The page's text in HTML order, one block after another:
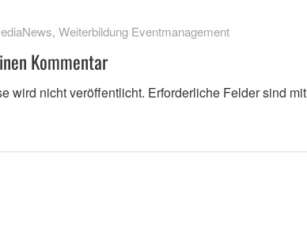
, Weiterbildung Eventmanagement
Kommentar
wird nicht veröffentlicht. Erforderliche Felder sind mit